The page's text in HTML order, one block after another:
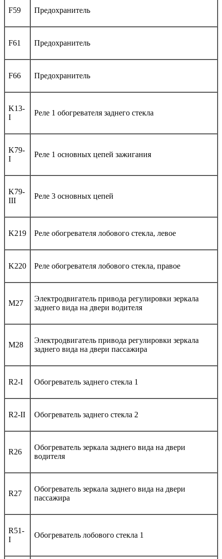
F59 Предохранитель
F61 Предохранитель
F66 Предохранитель
K13-
I
Реле 1 обогревателя заднего стекла
K79-
I
Реле 1 основных цепей зажигания
K79-
III
Реле 3 основных цепей
K219 Реле обогревателя лобового стекла, левое
K220 Реле обогревателя лобового стекла, правое
M27
Электродвигатель привода регулировки зеркала
заднего вида на двери водителя
M28
Электродвигатель привода регулировки зеркала
заднего вида на двери пассажира
R2-I Обогреватель заднего стекла 1
R2-II Обогреватель заднего стекла 2
R26
Обогреватель зеркала заднего вида на двери
водителя
R27
Обогреватель зеркала заднего вида на двери
пассажира
R51-
I
Обогреватель лобового стекла 1